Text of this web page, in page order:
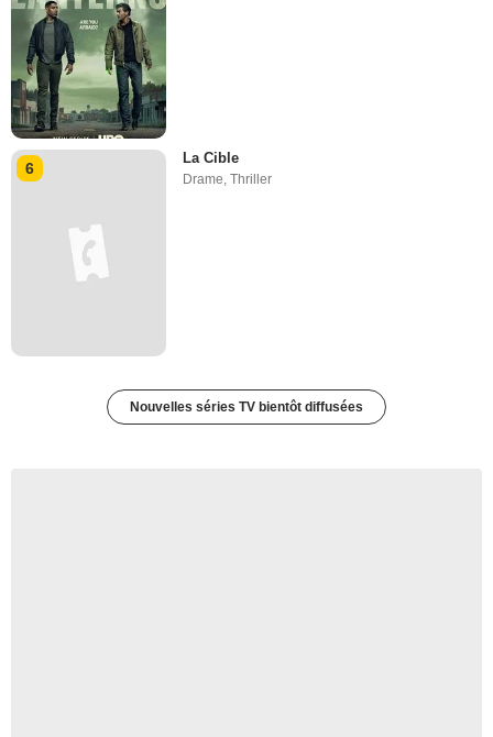
6
La Cible
Drame,Thriller
Nouvelles séries TV bientôt diffusées